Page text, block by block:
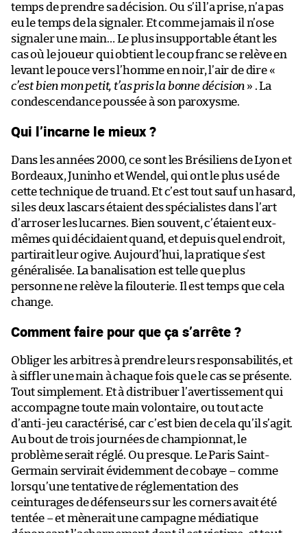
temps de prendre sa décision. Ou s’il l’a prise, n’a pas
eu le temps de la signaler. Et comme jamais il n’ose
signaler une main… Le plus insupportable étant les
cas où le joueur qui obtient le coup franc se relève en
levant le pouce vers l’homme en noir, l’air de dire «
c’est bien mon petit, t’as pris la bonne décision » . La
condescendance poussée à son paroxysme.
Qui l’incarne le mieux ?
Dans les années 2000, ce sont les Brésiliens de Lyon et
Bordeaux, Juninho et Wendel, qui ont le plus usé de
cette technique de truand. Et c’est tout sauf un hasard,
si les deux lascars étaient des spécialistes dans l’art
d’arroser les lucarnes. Bien souvent, c’étaient eux-
mêmes qui décidaient quand, et depuis quel endroit,
partirait leur ogive. Aujourd’hui, la pratique s’est
généralisée. La banalisation est telle que plus
personne ne relève la filouterie. Il est temps que cela
change.
Comment faire pour que ça s’arrête ?
Obliger les arbitres à prendre leurs responsabilités, et
à siffler une main à chaque fois que le cas se présente.
Tout simplement. Et à distribuer l’avertissement qui
accompagne toute main volontaire, ou tout acte
d’anti-jeu caractérisé, car c’est bien de cela qu’il s’agit.
Au bout de trois journées de championnat, le
problème serait réglé. Ou presque. Le Paris Saint-
Germain servirait évidemment de cobaye – comme
lorsqu’une tentative de réglementation des
ceinturages de défenseurs sur les corners avait été
tentée – et mènerait une campagne médiatique